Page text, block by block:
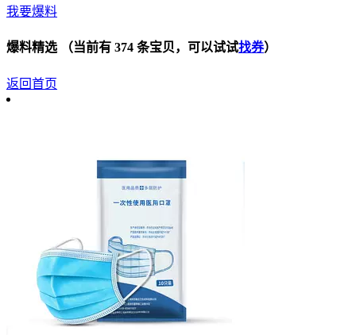
我要爆料
爆料精选 （当前有 374 条宝贝，可以试试找券）
返回首页